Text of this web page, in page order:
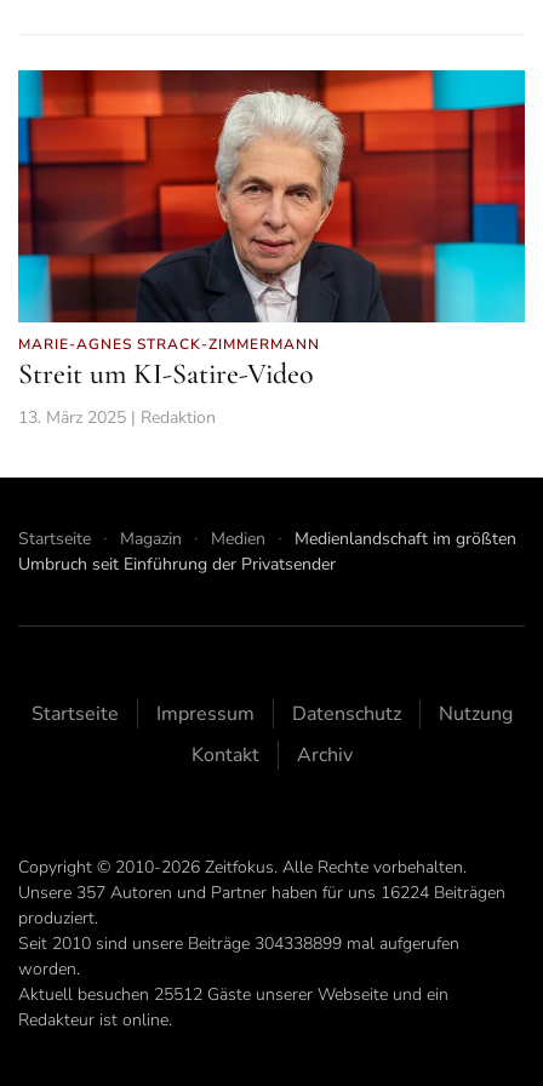
MARIE-AGNES STRACK-ZIMMERMANN
Streit um KI-Satire-Video
13. März 2025 | Redaktion
Startseite Magazin Medien
Medienlandschaft im größten
Umbruch seit Einführung der Privatsender
Startseite Impressum Datenschutz
Nutzung
Kontakt
Archiv
Copyright © 2010-2026 Zeitfokus. Alle Rechte vorbehalten.
Unsere 357 Autoren und Partner haben für uns 16224 Beiträgen
produziert.
Seit 2010 sind unsere Beiträge 304338899 mal aufgerufen
worden.
Aktuell besuchen 25512 Gäste unserer Webseite und ein
Redakteur ist online.